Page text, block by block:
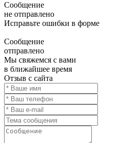
Сообщение
не отправлено
Исправьте ошибки в форме
Сообщение
отправлено
Мы свяжемся с вами
в ближайшее время
Отзыв с сайта